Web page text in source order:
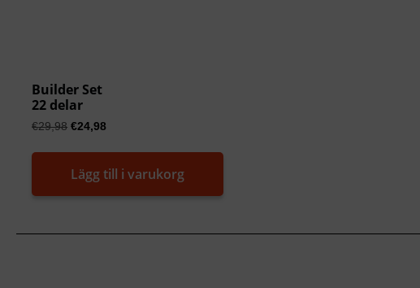
Builder Set
22 delar
€29,98 €24,98
Lägg till i varukorg